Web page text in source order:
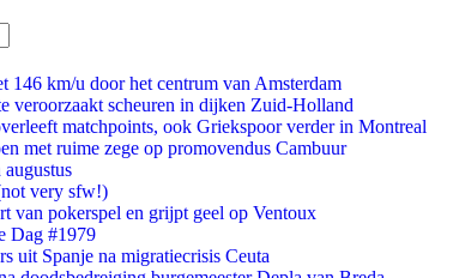
146 km/u door het centrum van Amsterdam
veroorzaakt scheuren in dijken Zuid-Holland
matchpoints, ook Griekspoor verder in Montreal
met ruime zege op promovendus Cambuur
very sfw!)
van pokerspel en grijpt geel op Ventoux
Dag #1979
uit Spanje na migratiecrisis Ceuta